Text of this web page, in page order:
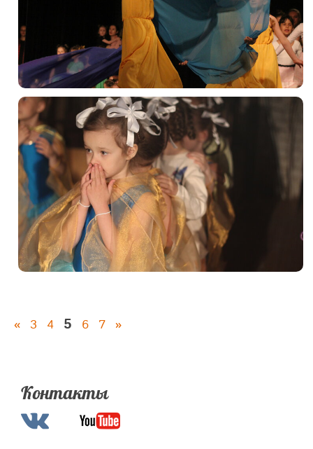
« 3 4 5 6 7 »
Контакты